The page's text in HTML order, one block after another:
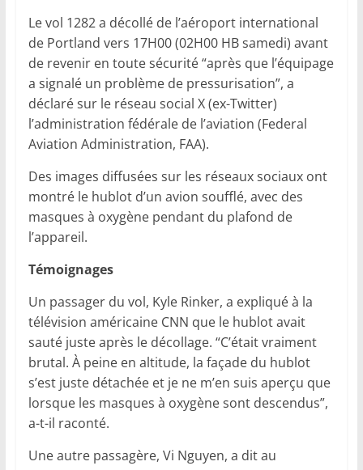
Le vol 1282 a décollé de l’aéroport international
de Portland vers 17H00 (02H00 HB samedi) avant
de revenir en toute sécurité “après que l’équipage
a signalé un problème de pressurisation”, a
déclaré sur le réseau social X (ex-Twitter)
l’administration fédérale de l’aviation (Federal
Aviation Administration, FAA).
Des images diffusées sur les réseaux sociaux ont
montré le hublot d’un avion soufflé, avec des
masques à oxygène pendant du plafond de
l’appareil.
Témoignages
Un passager du vol, Kyle Rinker, a expliqué à la
télévision américaine CNN que le hublot avait
sauté juste après le décollage. “C’était vraiment
brutal. À peine en altitude, la façade du hublot
s’est juste détachée et je ne m’en suis aperçu que
lorsque les masques à oxygène sont descendus”,
a-t-il raconté.
Une autre passagère, Vi Nguyen, a dit au